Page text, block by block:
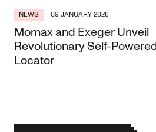
NEWS 09 JANUARY 2026
Momax and Exeger Unveil
Revolutionary Self-
Locator